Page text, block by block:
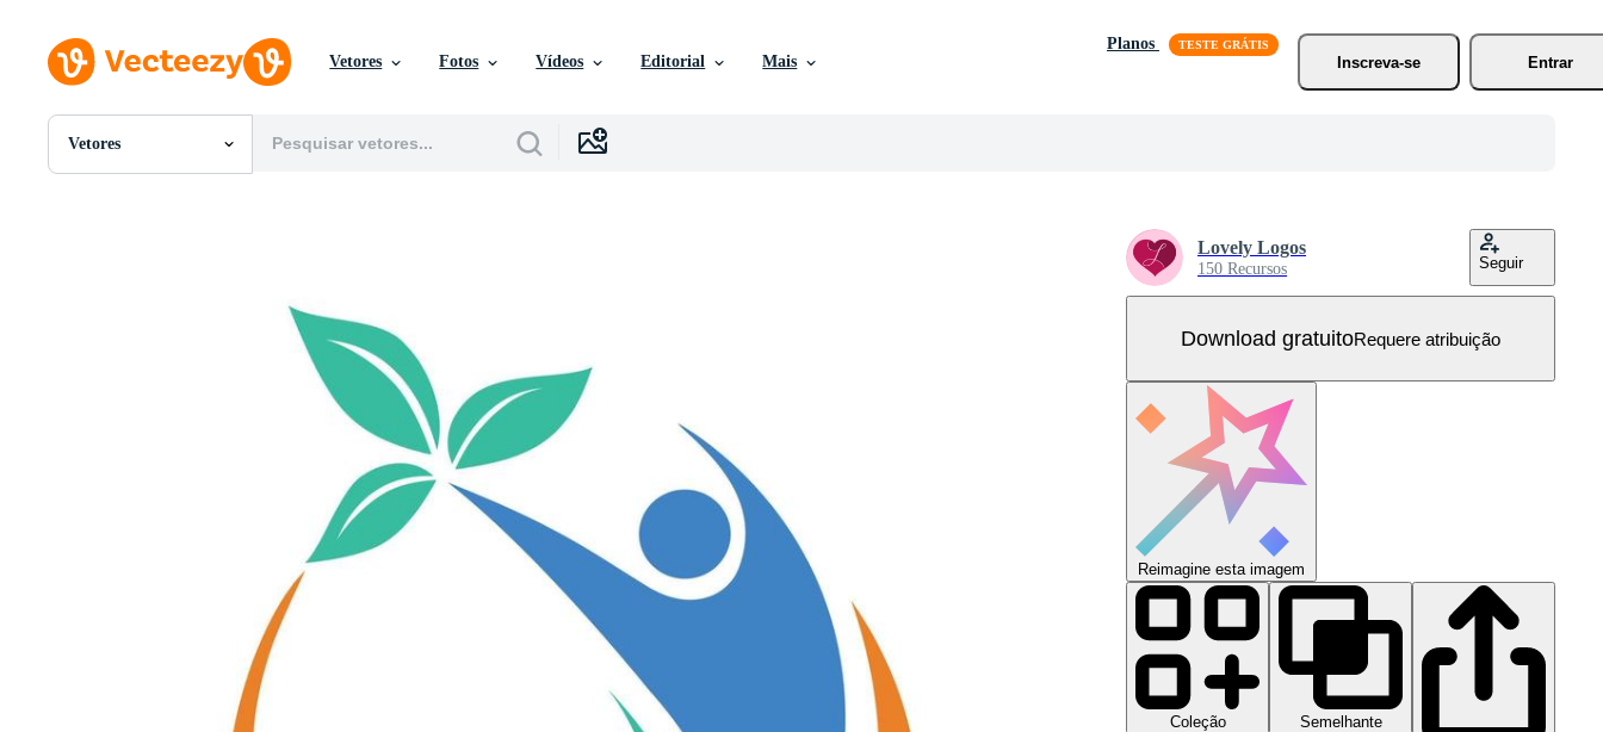
Vetores Fotos Vídeos Editorial Mais
Planos
Inscreva-se
Entrar
Vetores
Todas Imagens
Lovely Logos
150 Recursos Seguir
Download gratuitoRequere atribuição
Reimagine esta imagem
Coleção
Semelhante